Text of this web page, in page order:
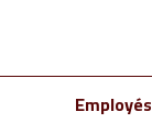
Employés